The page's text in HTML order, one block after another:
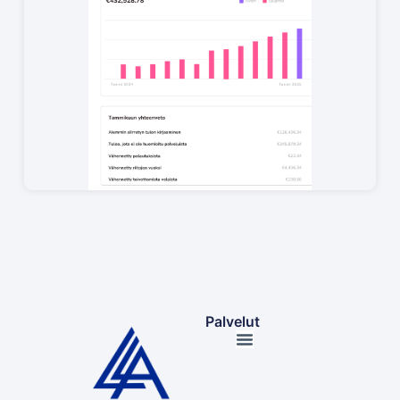
Palvelut